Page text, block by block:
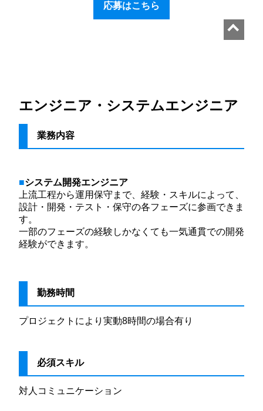
応募はこちら
エンジニア・システムエンジニア
業務内容
システム開発エンジニア
上流工程から運用保守まで、経験・スキルによって、
設計・開発・テスト・保守の各フェーズに参画できま
す。
一部のフェーズの経験しかなくても一気通貫での開発
経験ができます。
勤務時間
プロジェクトにより実動8時間の場合有り
必須スキル
対人コミュニケーション